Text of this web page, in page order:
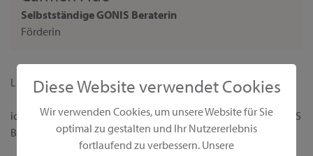
Diese Website verwendet Cookies
Wir verwenden Cookies, um unsere Website für Sie
optimal zu gestalten und Ihr Nutzererlebnis
fortlaufend zu verbessern. Unsere
Selbstständige GONIS Beraterin
Förderin
Liebe Interessentin,
ich begrüße dich ganz herzlich auf meiner persönlichen GONIS
Beraterseite!